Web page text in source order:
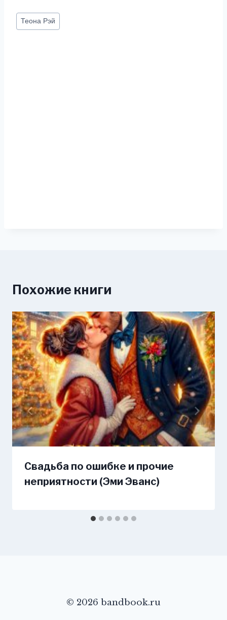
Метки
записи:
Теона Рэй
Похожие книги
Свадьба по ошибке и прочие
неприятности (Эми Эванс)
© 2026 bandbook.ru